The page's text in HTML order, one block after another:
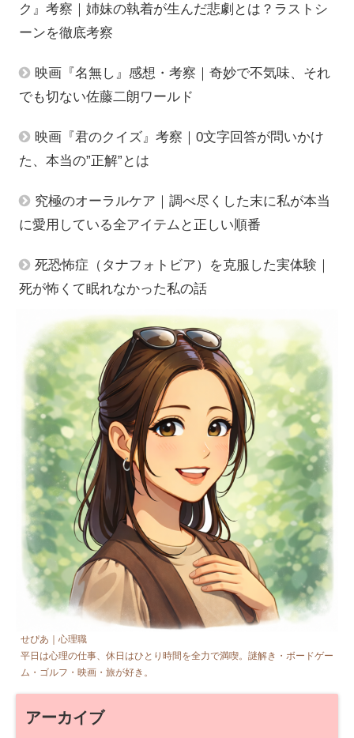
ク』考察｜姉妹の執着が生んだ悲劇とは？ラストシ
ーンを徹底考察
映画『名無し』感想・考察｜奇妙で不気味、それ
でも切ない佐藤二朗ワールド
映画『君のクイズ』考察｜0文字回答が問いかけ
た、本当の”正解”とは
究極のオーラルケア｜調べ尽くした末に私が本当
に愛用している全アイテムと正しい順番
死恐怖症（タナフォトビア）を克服した実体験｜
死が怖くて眠れなかった私の話
せぴあ｜心理職
平日は心理の仕事、休日はひとり時間を全力で満喫。謎解き・ボードゲー
ム・ゴルフ・映画・旅が好き。
アーカイブ